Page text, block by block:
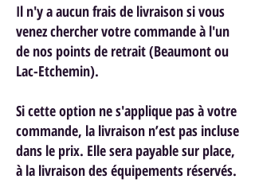
Il n'y a aucun frais de livraison si vous
venez chercher votre commande à l'un
de nos points de retrait (Beaumont ou
Lac-Etchemin).
Si cette option ne s'applique pas à votre
commande, la livraison n’est pas incluse
dans le prix. Elle sera payable sur place,
à la livraison des équipements réservés.